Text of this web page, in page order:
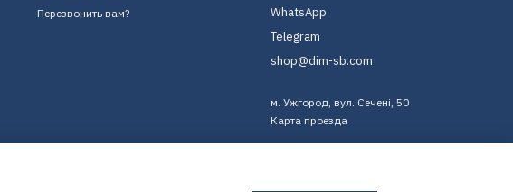
Перезвонить вам?
WhatsApp
Telegram
shop@dim-sb.com
м. Ужгород, вул. Сечені, 50
Карта проезда